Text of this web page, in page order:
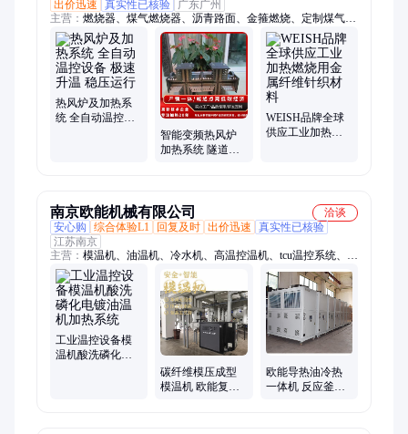
出价迅速 真实性已核验
广东广州
主营： 燃烧器、煤气燃烧器、沥青路面、金箍燃烧、定制煤气、
金属纤维、煤气点火器、气动电磁阀、超高温加热系统、工业燃
烧系统、红外线燃油燃烧机、红外线燃烧器、金属纤维红外线燃
烧器、煤气远红外线加热板、红外线燃气燃烧机、管式煤气低氮
燃烧器、金箍燃烧棒、沥青路面再生加热板、红外线热再生加热
机、燃气燃烧系统、线性燃烧器、低氮燃烧器、工业加热设备、
红外线辐射燃烧器、红外线加热系统
热风炉及加热系
统 全自动温控设
智能变频热风炉
加热系统 隧道烘
WEISH品牌全球
供应工业加热燃
南京欧能机械有限公司
洽谈
安心购
综合体验L1 回复及时 出价迅速
真实性已核验
江苏南京
主营： 模温机、油温机、冷水机、高温控温机、tcu温控系统、水
温机、高温机、恒温机、控温机、热油机、导热油炉、锅炉、循
环加热、冷热一体机、高低温一体机、防爆模温机、磨具温度控
制机、温度控制机、有机热载体炉、加热器、电加热导热油炉、
防爆导热油炉
工业温控设备模
温机酸洗磷化电
碳纤维模压成型
模温机 欧能复合
欧能导热油冷热
一体机 反应釜温